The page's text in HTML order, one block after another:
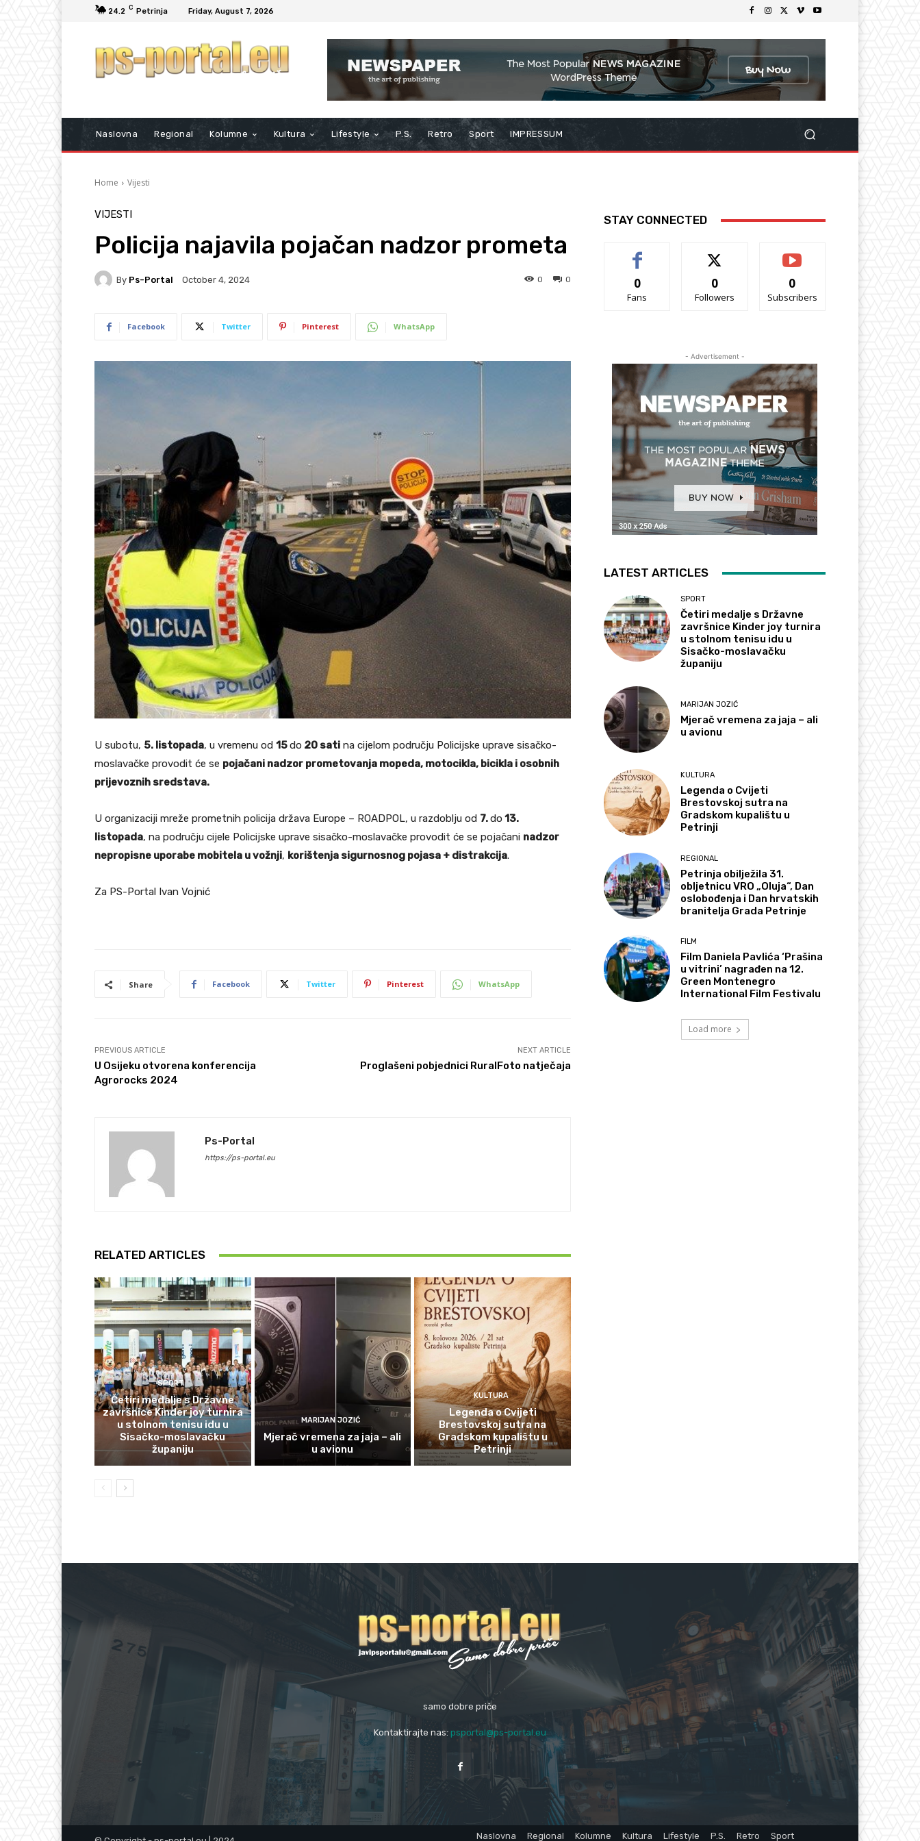
24.2 C Petrinja Friday, August 7, 2026
Naslovna Regional Kolumne Kultura Lifestyle P.S. Retro Sport IMPRESSUM
Home Vijesti
VIJESTI
Policija najavila pojačan nadzor prometa
By Ps-Portal October 4, 2024 0
0
Facebook Twitter Pinterest WhatsApp
U subotu, 5. listopada, u vremenu od 15do 20 sati na cijelom području Policijske uprave sisačko-
moslavačke provodit će se pojačani nadzor prometovanja mopeda, motocikla, bicikla i osobnih
prijevoznih sredstava.
U organizaciji mreže prometnih policija država Europe – ROADPOL, u razdoblju od 7.do 13.
listopada, na području cijele Policijske uprave sisačko-moslavačke provodit će se pojačani nadzor
nepropisne uporabe mobitela u vožnji, korištenja sigurnosnog pojasa + distrakcija.
Za PS-Portal Ivan Vojnić
Share Facebook Twitter Pinterest WhatsApp
PREVIOUS ARTICLE
U Osijeku otvorena konferencija
Agrorocks 2024
NEXT ARTICLE
Proglašeni pobjednici RuralFoto natječaja
Ps-Portal
https://ps-portal.eu
RELATED ARTICLES
SPORT
Četiri medalje s Državne
završnice Kinder joy turnira
u stolnom tenisu idu u
Sisačko-moslavačku
županiju
MARIJAN JOZIĆ
Mjerač vremena za jaja – ali
u avionu
KULTURA
Legenda o Cvijeti
Brestovskoj sutra na
Gradskom kupalištu u
Petrinji
STAY CONNECTED
0
Fans
0
Followers
0
Subscribers
- Advertisement -
LATEST ARTICLES
SPORT
Četiri medalje s Državne
završnice Kinder joy turnira
u stolnom tenisu idu u
Sisačko-moslavačku
županiju
MARIJAN JOZIĆ
Mjerač vremena za jaja – ali
u avionu
KULTURA
Legenda o Cvijeti
Brestovskoj sutra na
Gradskom kupalištu u
Petrinji
REGIONAL
Petrinja obilježila 31.
obljetnicu VRO „Oluja“, Dan
oslobođenja i Dan hrvatskih
branitelja Grada Petrinje
FILM
Film Daniela Pavlića ‘Prašina
u vitrini’ nagrađen na 12.
Green Montenegro
International Film Festivalu
Load more
samo dobre priče
Kontaktirajte nas:psportal@ps-portal.eu
Naslovna Regional Kolumne Kultura Lifestyle P.S. Retro
Sport